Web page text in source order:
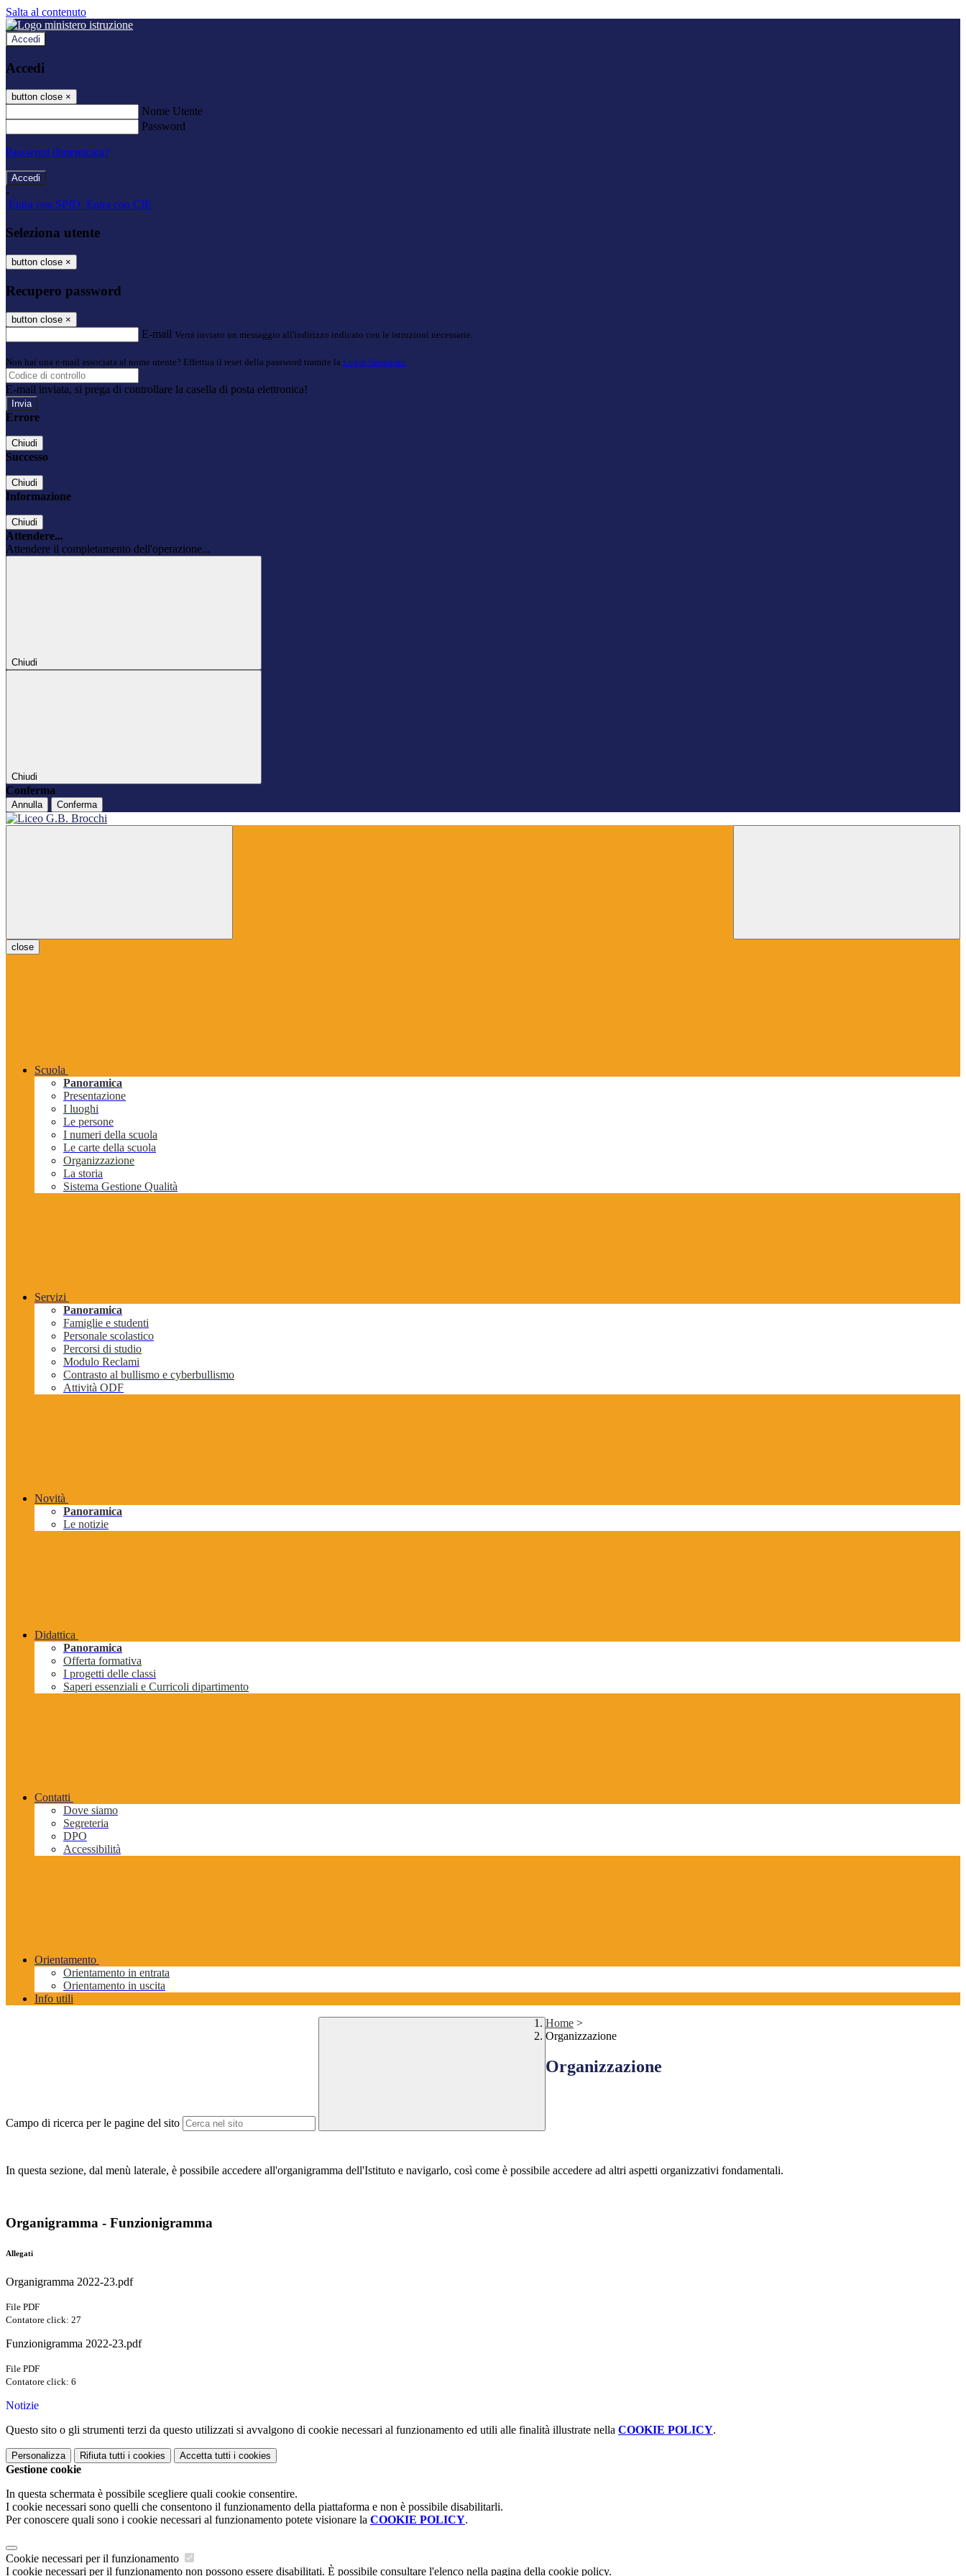
Salta al contenuto
Accedi
Accedi
button close ×
Nome Utente
Password
Password dimenticata?
-
Entra con SPID Entra con CIE
Seleziona utente
button close ×
Recupero password
button close ×
E-mail Verrà inviato un messaggio all'indirizzo indicato con le istruzioni necessarie.
Non hai una e-mail associata al nome utente? Effettua il reset della password tramite la Login Spaggiari
E-mail inviata, si prega di controllare la casella di posta elettronica!
Errore
Chiudi
Successo
Chiudi
Informazione
Chiudi
Attendere...
Attendere il completamento dell'operazione...
Chiudi
Chiudi
Conferma
Annulla Conferma
close
Scuola
Panoramica
Presentazione
I luoghi
Le persone
I numeri della scuola
Le carte della scuola
Organizzazione
La storia
Sistema Gestione Qualità
Servizi
Panoramica
Famiglie e studenti
Personale scolastico
Percorsi di studio
Modulo Reclami
Contrasto al bullismo e cyberbullismo
Attività ODF
Novità
Panoramica
Le notizie
Didattica
Panoramica
Offerta formativa
I progetti delle classi
Saperi essenziali e Curricoli dipartimento
Contatti
Dove siamo
Segreteria
DPO
Accessibilità
Orientamento
Orientamento in entrata
Orientamento in uscita
Info utili
Campo di ricerca per le pagine del sito
Home >
Organizzazione
Organizzazione
In questa sezione, dal menù laterale, è possibile accedere all'organigramma dell'Istituto e navigarlo, così come è possibile accedere ad altri aspetti organizzativi fondamentali.
Organigramma - Funzionigramma
Allegati
Organigramma 2022-23.pdf
File PDF
Contatore click: 27
Funzionigramma 2022-23.pdf
File PDF
Contatore click: 6
Notizie
Questo sito o gli strumenti terzi da questo utilizzati si avvalgono di cookie necessari al funzionamento ed utili alle finalità illustrate nella COOKIE POLICY.
Personalizza Rifiuta tutti i cookies Accetta tutti i cookies
Gestione cookie
In questa schermata è possibile scegliere quali cookie consentire.
I cookie necessari sono quelli che consentono il funzionamento della piattaforma e non è possibile disabilitarli.
Per conoscere quali sono i cookie necessari al funzionamento potete visionare la COOKIE POLICY.
Cookie necessari per il funzionamento
I cookie necessari per il funzionamento non possono essere disabilitati. È possibile consultare l'elenco nella pagina della cookie policy.